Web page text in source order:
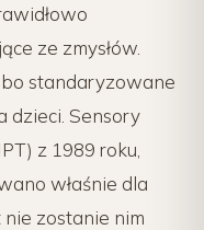
ze zmysłów.
standaryzowane
dzieci. Sensory
z 1989 roku,
właśnie dla
nie zostanie nim